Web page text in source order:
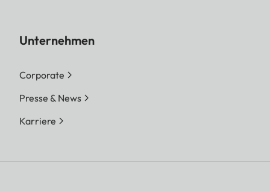
Unternehmen
Corporate
Presse & News
Karriere